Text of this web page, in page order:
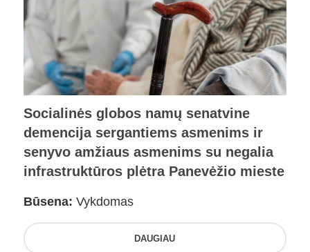
Socialinės globos namų senatvine
demencija sergantiems asmenims ir
senyvo amžiaus asmenims su negalia
infrastruktūros plėtra Panevėžio mieste
Būsena: Vykdomas
DAUGIAU